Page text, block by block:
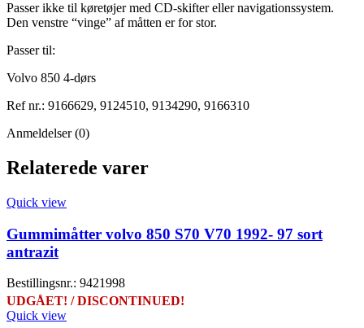
Passer ikke til køretøjer med CD-skifter eller navigationssystem.
Den venstre “vinge” af måtten er for stor.
Passer til:
Volvo 850 4-dørs
Ref nr.: 9166629, 9124510, 9134290, 9166310
Anmeldelser (0)
Relaterede varer
Quick view
Gummimåtter volvo 850 S70 V70 1992- 97 sort
antrazit
Bestillingsnr.: 9421998
UDGÅET! / DISCONTINUED!
Quick view